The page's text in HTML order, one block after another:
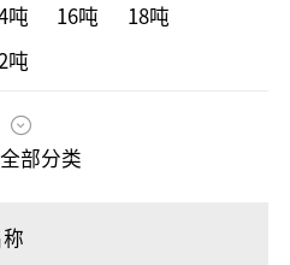
吨 16吨 18吨
吨
部分类